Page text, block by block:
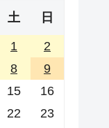
土 日
1
2
8
9
15
16
22
23